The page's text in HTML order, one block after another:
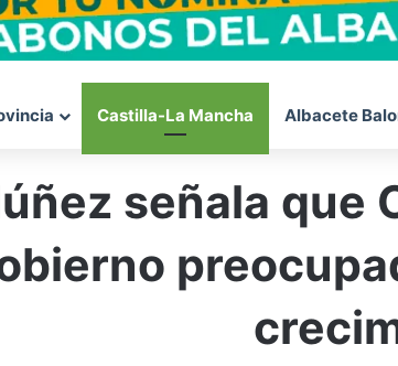
Castilla-La Mancha Albacete
señala que